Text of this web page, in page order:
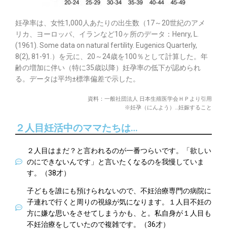
妊孕率は、女性1,000人あたりの出生数（17～20世紀のアメ
リカ、ヨーロッパ、イランなど10ヶ所のデータ：Henry, L.
(1961). Some data on natural fertility. Eugenics Quarterly,
8(2), 81-91.）を元に、20～24歳を100％として計算した。年
齢の増加に伴い（特に35歳以降）妊孕率の低下が認められ
る。データは平均±標準偏差で示した。
資料：一般社団法人 日本生殖医学会ＨＰより引用
※妊孕（にんよう）…妊娠すること
２人目妊活中のママたちは…
２人目はまだ？と言われるのが一番つらいです。「欲しい
のにできないんです」と言いたくなるのを我慢していま
す。（38才）
子どもを誰にも預けられないので、不妊治療専門の病院に
子連れで行くと周りの視線が気になります。１人目不妊の
方に嫌な思いをさせてしまうかも、と。私自身が１人目も
不妊治療をしていたので複雑です。（36才）